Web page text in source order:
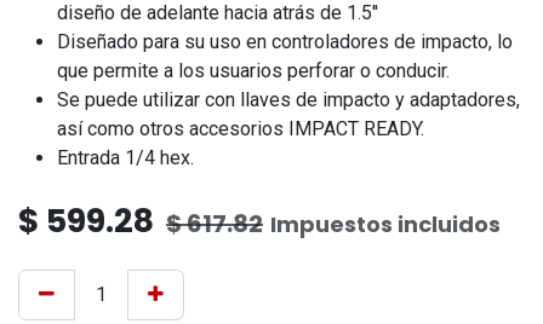
diseño de adelante hacia atrás de 1.5''
Diseñado para su uso en controladores de impacto, lo
que permite a los usuarios perforar o conducir.
Se puede utilizar con llaves de impacto y adaptadores,
así como otros accesorios IMPACT READY.
Entrada 1/4 hex.
$ 599.28 $617.82 Impuestos incluidos